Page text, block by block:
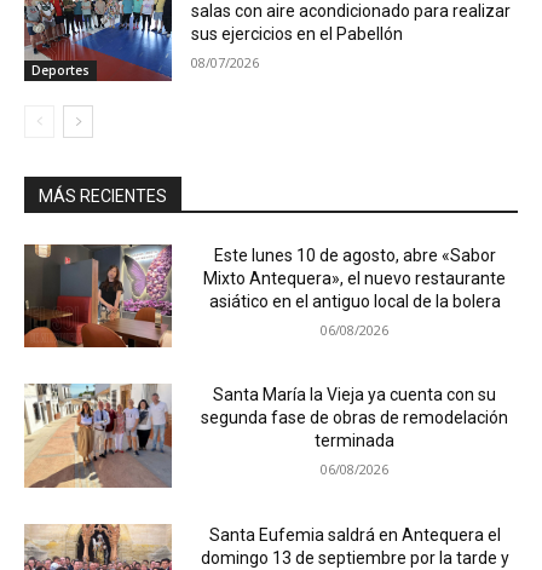
Deportes
salas con aire acondicionado para realizar
sus ejercicios en el Pabellón
08/07/2026
MÁS RECIENTES
Este lunes 10 de agosto, abre «Sabor
Mixto Antequera», el nuevo restaurante
asiático en el antiguo local de la bolera
06/08/2026
Santa María la Vieja ya cuenta con su
segunda fase de obras de remodelación
terminada
06/08/2026
Santa Eufemia saldrá en Antequera el
domingo 13 de septiembre por la tarde y